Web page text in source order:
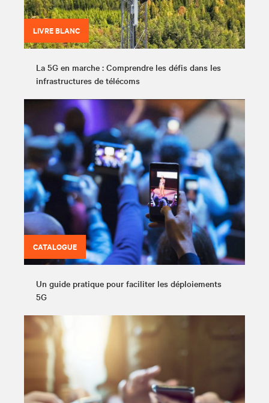
LIVRE BLANC
La 5G en marche : Comprendre les défis dans les
infrastructures de télécoms
CATALOGUE
Un guide pratique pour faciliter les déploiements
5G